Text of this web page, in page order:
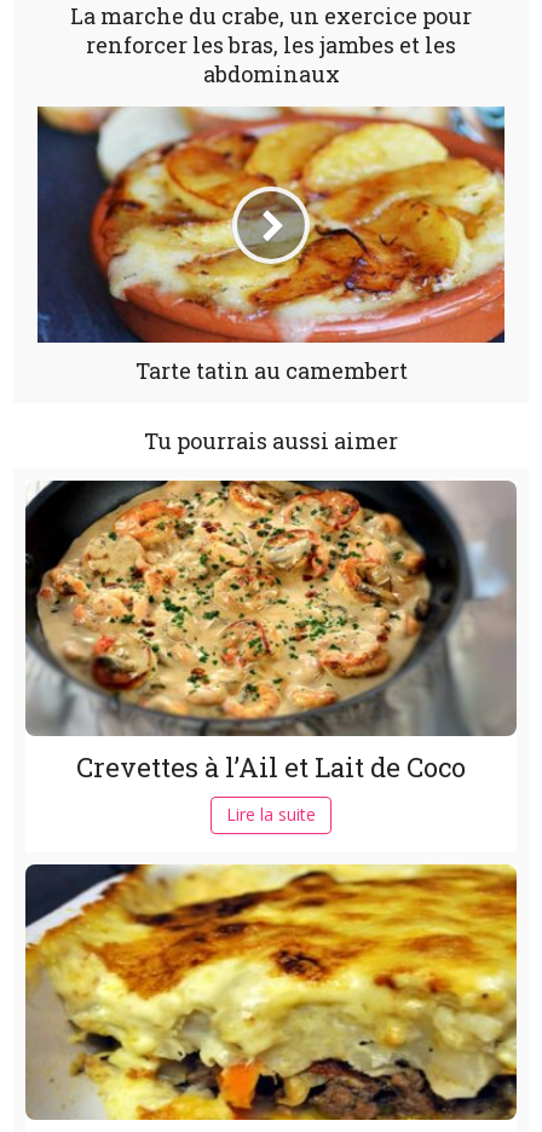
La marche du crabe, un exercice pour
renforcer les bras, les jambes et les
abdominaux
Tarte tatin au camembert
Tu pourrais aussi aimer
Crevettes à l’Ail et Lait de Coco
Lire la suite